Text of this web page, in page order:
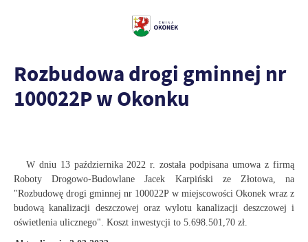
Rozbudowa drogi gminnej nr
100022P w Okonku
W dniu 13 października 2022 r. została podpisana umowa z firmą
Roboty Drogowo-Budowlane Jacek Karpiński ze Złotowa, na
"Rozbudowę drogi gminnej nr 100022P w miejscowości Okonek wraz z
budową kanalizacji deszczowej orazwylotu kanalizacji deszczowej i
oświetlenia ulicznego". Koszt inwestycji to 5.698.501,70 zł.